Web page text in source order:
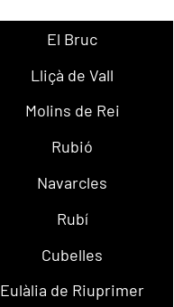
El Bruc
Lliçà de Vall
Molins de Rei
Rubió
Navarcles
Rubí
Cubelles
Eulàlia de Riuprimer